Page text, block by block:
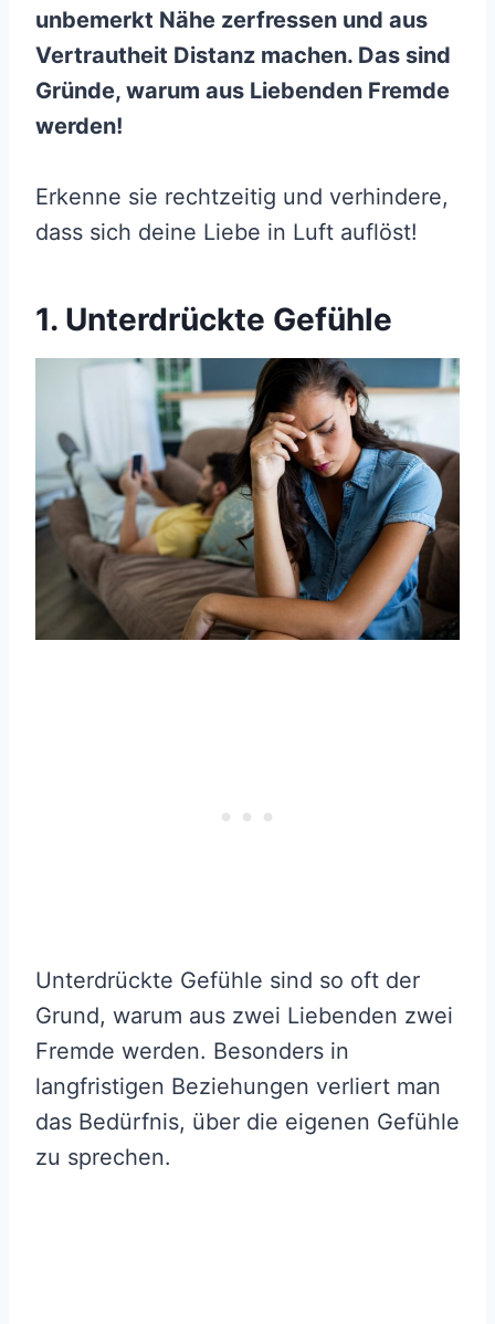
unbemerkt Nähe zerfressen und aus
Vertrautheit Distanz machen. Das sind
Gründe, warum aus Liebenden Fremde
werden!
Erkenne sie rechtzeitig und verhindere,
dass sich deine Liebe in Luft auflöst!
1. Unterdrückte Gefühle
Unterdrückte Gefühle sind so oft der
Grund, warum aus zwei Liebenden zwei
Fremde werden. Besonders in
langfristigen Beziehungen verliert man
das Bedürfnis, über die eigenen Gefühle
zu sprechen.